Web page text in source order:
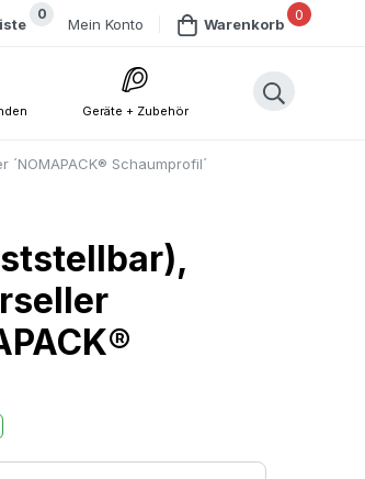
0
Mein Konto
0
Warenkorb
Geräte + Zubehör
Schaumprofil´